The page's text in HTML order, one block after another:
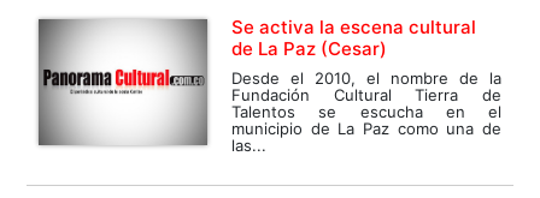
Se activa la escena cultural
de La Paz (Cesar)
Desde el 2010, el nombre de la
Fundación Cultural Tierra de
Talentos se escucha en el
municipio de La Paz como una de
las...